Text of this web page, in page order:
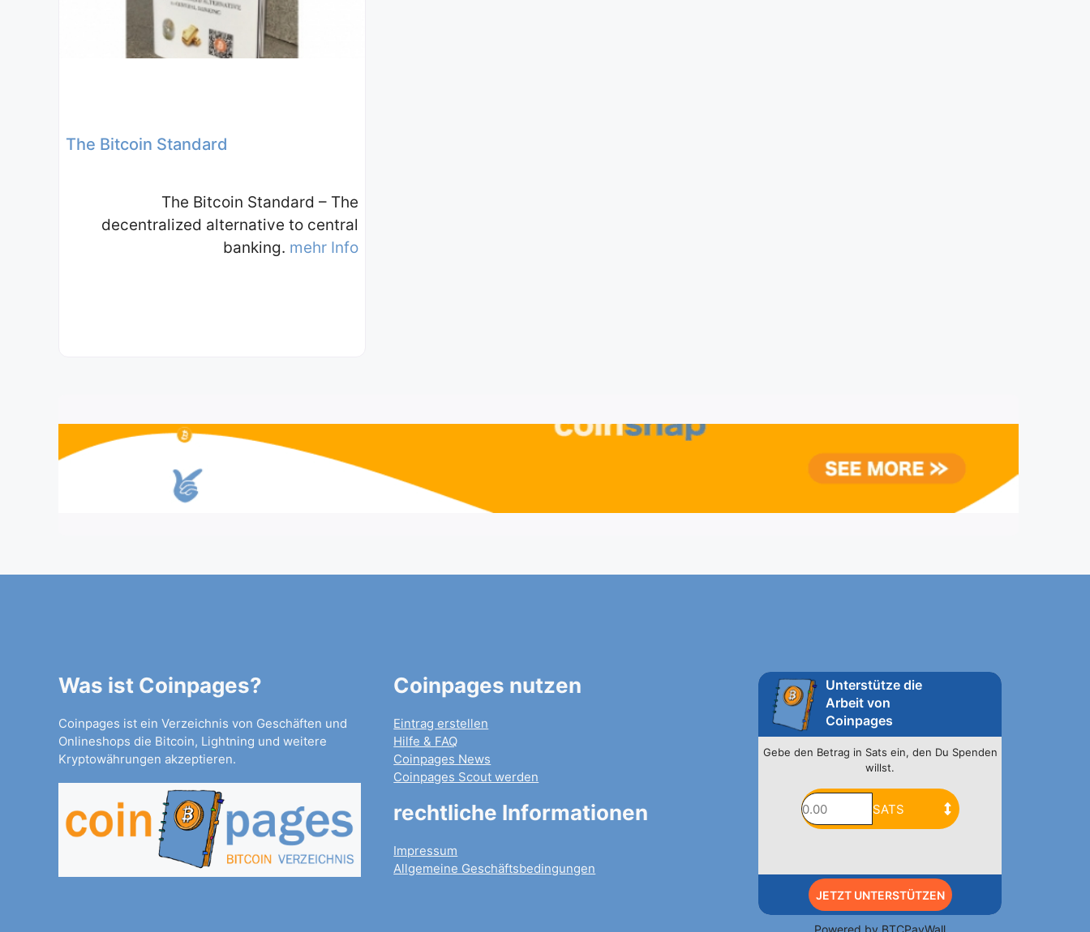
The Bitcoin Standard
The Bitcoin Standard – The
decentralized alternative to central
banking. mehr Info
Was ist Coinpages?
Coinpages ist ein Verzeichnis von Geschäften und
Onlineshops die Bitcoin, Lightning und weitere
Kryptowährungen akzeptieren.
Coinpages nutzen
Eintrag erstellen
Hilfe & FAQ
Coinpages News
Coinpages Scout werden
rechtliche Informationen
Impressum
Allgemeine Geschäftsbedingungen
Unterstütze die
Arbeit von
Coinpages
Gebe den Betrag in Sats ein, den Du Spenden
willst.
JETZT UNTERSTÜTZEN